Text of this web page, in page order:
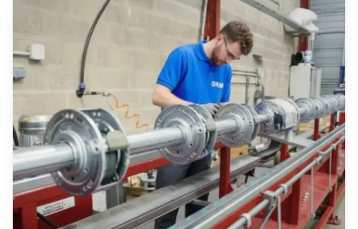
Contrat d'entretien préventif pour garantir le
bon fonctionnement de vos fermetures
métalliques. Mission sans délai.